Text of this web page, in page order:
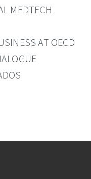
MEDTECH
AT OECD